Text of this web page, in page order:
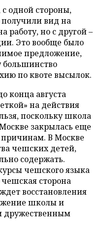
одной стороны,
вид на
работу, но с другой –
Это вообще было
предложение,
большинство
по квоте высылок.
конца августа
на действия
поскольку школа
закрылась еще
В Москве
чешских детей,
содержать.
чешского языка
сторона
восстановления
школы и
дружественным